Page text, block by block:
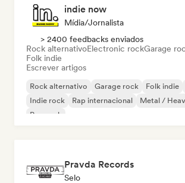
indie now
Mídia/Jornalista
> 2400 feedbacks enviados
Rock alternativoElectronic rockGarage
Folk indie
Escrever artigos
Rock alternativo Garage rock Folk indie
Indie rock
Rap internacional
Metal /
Pop rock
Pravda Records
Selo